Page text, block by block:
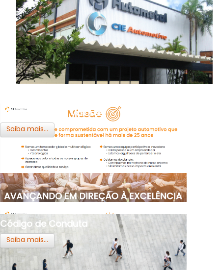
Missão, Visão e Valores
Saiba mais...
Código de Conduta
Saiba mais...